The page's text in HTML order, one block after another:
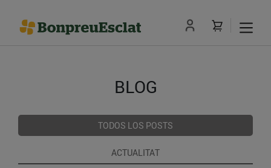
BLOG
TODOS LOS POSTS
ACTUALITAT